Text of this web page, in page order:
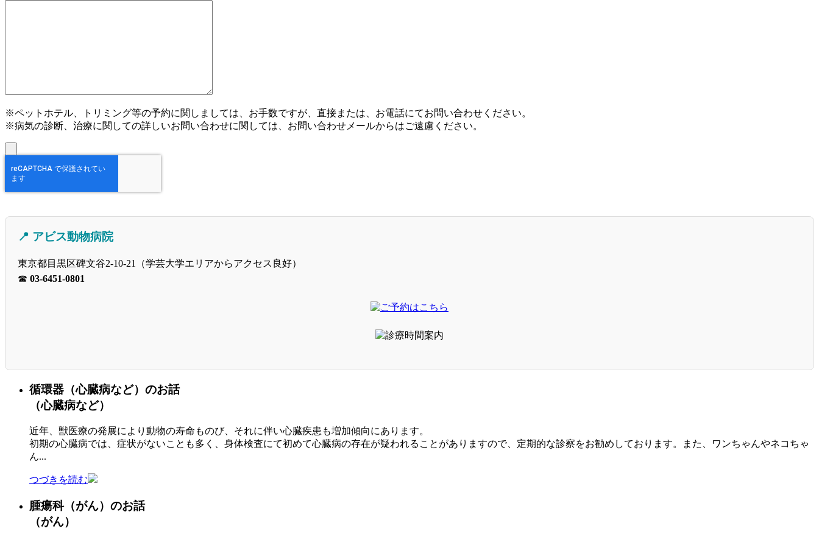
※ペットホテル、トリミング等の予約に関しましては、お手数ですが、直接または、お電話にてお問い合わせください。
※病気の診断、治療に関しての詳しいお問い合わせに関しては、お問い合わせメールからはご遠慮ください。
📍 アビス動物病院
東京都目黒区碑文谷2-10-21（学芸大学エリアからアクセス良好）
☎ 03-6451-0801
循環器 （心臓病など） のお話
（心臓病など）
近年、獣医療の発展により動物の寿命ものび、それに伴い心臓疾患も増加傾向にあります。
初期の心臓病では、症状がないことも多く、身体検査にて初めて心臓病の存在が疑われることがありますので、定期的な診察をお勧めしております。また、ワンちゃんやネコちゃ
ん...
つづきを読む
腫瘍科（がん） のお話
（がん）